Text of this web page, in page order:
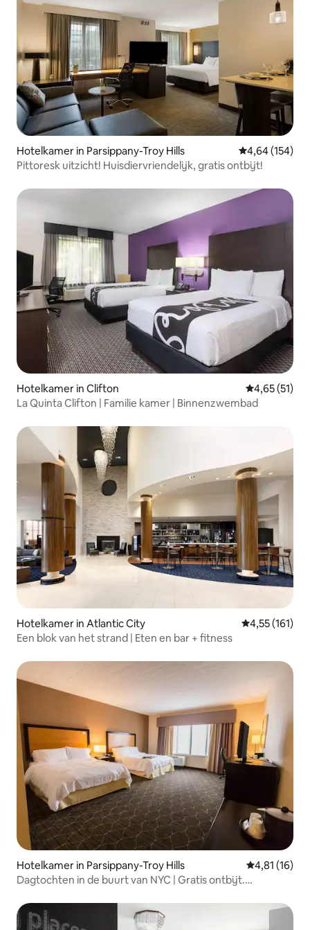
Hotelkamer in Parsippany-Troy Hills Gemiddelde
4,64 (154)
Pittoresk uitzicht! Huisdiervriendelijk, gratis ontbijt!
Hotelkamer in Clifton Gemiddelde
4,65 (51)
La Quinta Clifton | Familie kamer | Binnenzwembad
Hotelkamer in Atlantic City Gemiddelde
4,55 (161)
Een blok van het strand | Eten en bar + fitness
Hotelkamer in Parsippany-Troy Hills Gemiddelde
4,81 (16)
Dagtochten in de buurt van NYC | Gratis ontbijt.